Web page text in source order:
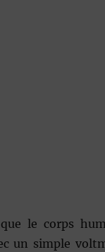
le corps
un simple